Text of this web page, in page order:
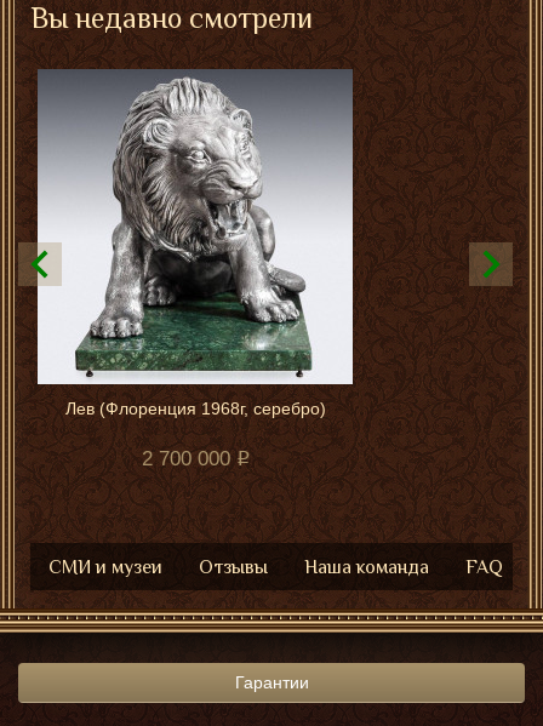
Вы недавно смотрели
Лев (Флоренция 1968г, серебро)
2 700 000
СМИ и музеи Отзывы Наша команда FAQ
Гарантии